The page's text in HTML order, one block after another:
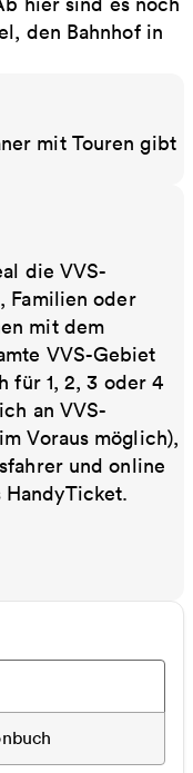
den Bahnhof in
mit Touren gibt
die VVS-
Familien oder
mit dem
VVS-Gebiet
für 1, 2, 3 oder 4
an VVS-
Voraus möglich),
und online
HandyTicket.